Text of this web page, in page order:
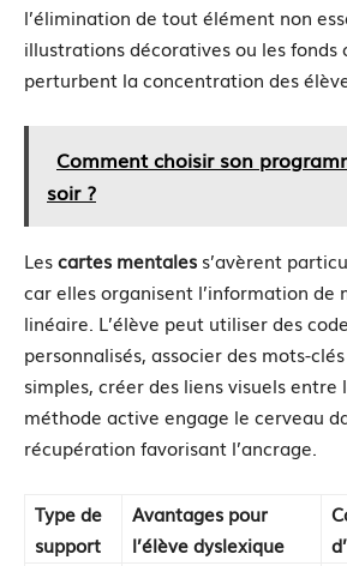
l’élimination de tout élément non
illustrations décoratives ou les fonds
perturbent la concentration des
Comment choisir son
soir ?
Lescartes mentales s’avèrent
car elles organisent l’information de
linéaire. L’élève peut utiliser des
personnalisés, associer des mots-
simples, créer des liens visuels entre
méthode active engage le cerveau
récupération favorisant l’ancrage.
Type de
support
Avantages pour
l’élève dyslexique